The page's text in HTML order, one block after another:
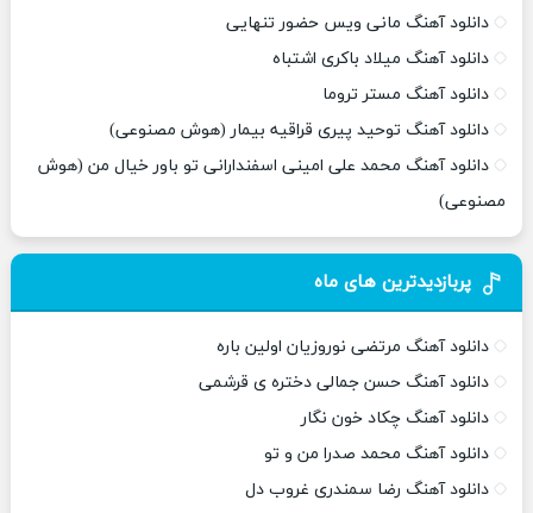
دانلود آهنگ مانی ویس حضور تنهایی
دانلود آهنگ میلاد باکری اشتباه
دانلود آهنگ مستر تروما
دانلود آهنگ توحید پیری قراقیه بیمار (هوش مصنوعی)
دانلود آهنگ محمد علی امینی اسفندارانی تو باور خیال من (هوش
مصنوعی)
پربازدیدترین های ماه
دانلود آهنگ مرتضی نوروزیان اولین باره
دانلود آهنگ حسن جمالی دختره ی قرشمی
دانلود آهنگ چکاد خون نگار
دانلود آهنگ محمد صدرا من و تو
دانلود آهنگ رضا سمندری غروب دل